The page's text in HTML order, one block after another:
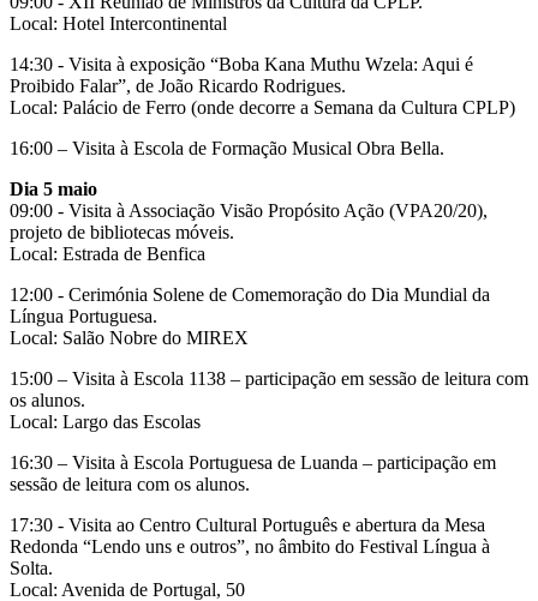
Local: Hotel Intercontinental
14:30 - Visita à exposição “Boba Kana Muthu Wzela: Aqui é
Proibido Falar”, de João Ricardo Rodrigues.
Local: Palácio de Ferro (onde decorre a Semana da Cultura CPLP)
16:00 – Visita à Escola de Formação Musical Obra Bella.
Dia 5 maio
09:00 - Visita à Associação Visão Propósito Ação (VPA20/20),
projeto de bibliotecas móveis.
Local: Estrada de Benfica
12:00 - Cerimónia Solene de Comemoração do Dia Mundial da
Língua Portuguesa.
Local: Salão Nobre do MIREX
15:00 – Visita à Escola 1138 – participação em sessão de leitura com
os alunos.
Local: Largo das Escolas
16:30 – Visita à Escola Portuguesa de Luanda – participação em
sessão de leitura com os alunos.
17:30 - Visita ao Centro Cultural Português e abertura da Mesa
Redonda “Lendo uns e outros”, no âmbito do Festival Língua à
Solta.
Local: Avenida de Portugal, 50